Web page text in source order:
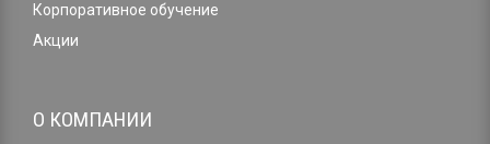
Корпоративное обучение
Акции
О КОМПАНИИ